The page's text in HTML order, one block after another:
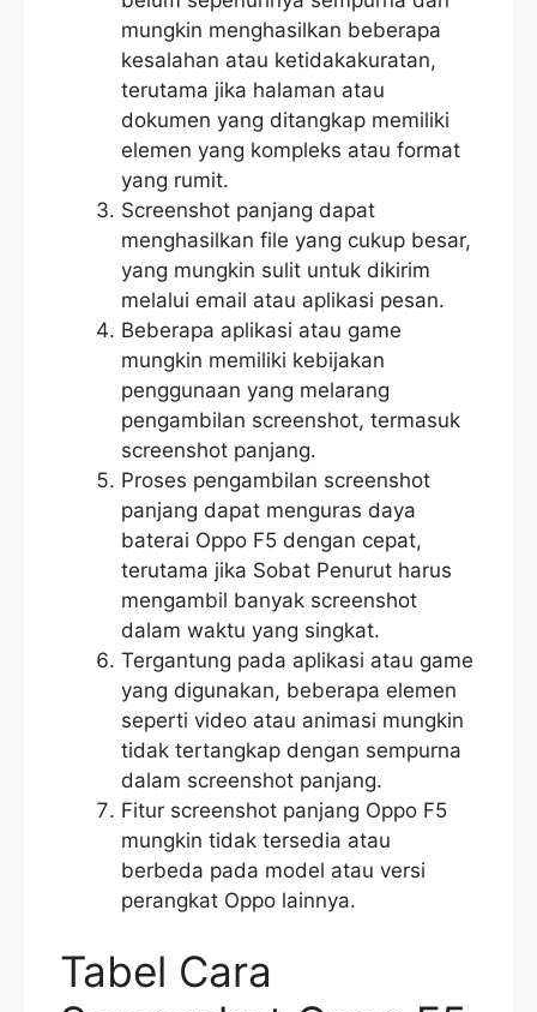
mungkin menghasilkan beberapa
kesalahan atau ketidakakuratan,
terutama jika halaman atau
dokumen yang ditangkap memiliki
elemen yang kompleks atau format
yang rumit.
Screenshot panjang dapat
menghasilkan file yang cukup besar,
yang mungkin sulit untuk dikirim
melalui email atau aplikasi pesan.
Beberapa aplikasi atau game
mungkin memiliki kebijakan
penggunaan yang melarang
pengambilan screenshot, termasuk
screenshot panjang.
Proses pengambilan screenshot
panjang dapat menguras daya
baterai Oppo F5 dengan cepat,
terutama jika Sobat Penurut harus
mengambil banyak screenshot
dalam waktu yang singkat.
Tergantung pada aplikasi atau game
yang digunakan, beberapa elemen
seperti video atau animasi mungkin
tidak tertangkap dengan sempurna
dalam screenshot panjang.
Fitur screenshot panjang Oppo F5
mungkin tidak tersedia atau
berbeda pada model atau versi
perangkat Oppo lainnya.
Tabel Cara